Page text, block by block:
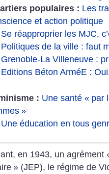
populaires : Les
et action politique
Se réapproprier les MJC,
Politiques de la ville : faut
Grenoble-La Villeneuve :
Editions Béton ArméE :
: Une santé « par
»
Une éducation en tous
en 1943, un agrément
» (JEP), le régime de